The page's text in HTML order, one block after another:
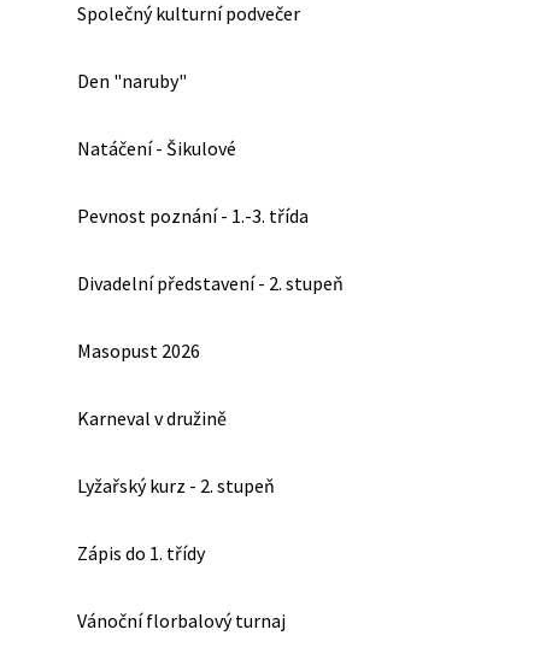
Společný kulturní podvečer
Den "naruby"
Natáčení - Šikulové
Pevnost poznání - 1.-3. třída
Divadelní představení - 2. stupeň
Masopust 2026
Karneval v družině
Lyžařský kurz - 2. stupeň
Zápis do 1. třídy
Vánoční florbalový turnaj